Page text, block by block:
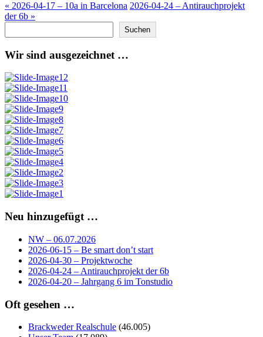
« 2026-04-17 – 10a in Barcelona 2026-04-24 – Antirauchprojekt
der 6b »
Suchen
Wir sind ausgezeichnet …
Neu hinzugefügt …
NW – 06.07.2026
2026-06-15 – Be smart don’t start
2026-04-30 – Projektwoche
2026-04-24 – Antirauchprojekt der 6b
2026-04-20 – Jahrgang 6 im Tonstudio
Oft gesehen …
Brackweder Realschule (46.005)